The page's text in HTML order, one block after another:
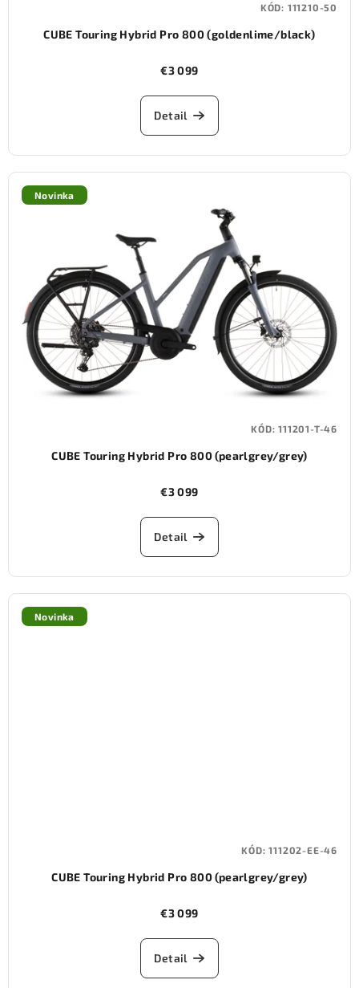
CUBE Touring Hybrid Pro 800 (goldenlime/black)
€3 099
Detail
KÓD: 111210-50
Novinka
CUBE Touring Hybrid Pro 800 (pearlgrey/grey)
€3 099
Detail
KÓD:111201-T-46
Novinka
CUBE Touring Hybrid Pro 800 (pearlgrey/grey)
€3 099
Detail
KÓD:111202-EE-46